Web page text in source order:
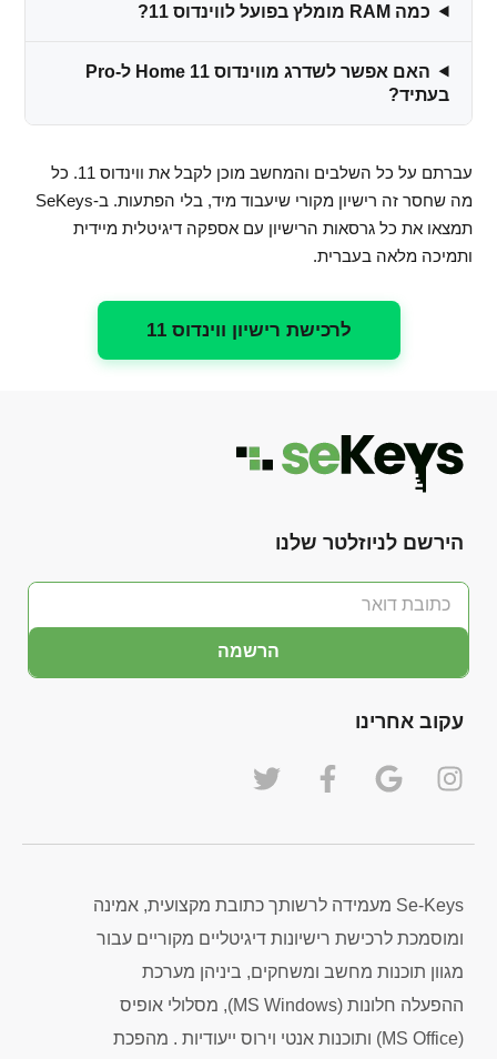
כמה RAM מומלץ בפועל לווינדוס 11?
האם אפשר לשדרג מווינדוס 11 Home ל-Pro
בעתיד?
עברתם על כל השלבים והמחשב מוכן לקבל את ווינדוס 11. כל
מה שחסר זה רישיון מקורי שיעבוד מיד, בלי הפתעות. ב-SeKeys
תמצאו את כל גרסאות הרישיון עם אספקה דיגיטלית מיידית
ותמיכה מלאה בעברית.
לרכישת רישיון ווינדוס 11
הירשם לניוזלטר שלנו
הרשמה
עקוב אחרינו
Se-Keys מעמידה לרשותך כתובת מקצועית, אמינה
ומוסמכת לרכישת רישיונות דיגיטליים מקוריים עבור
מגוון תוכנות מחשב ומשחקים, ביניהן מערכת
ההפעלה חלונות (MS Windows), מסלולי אופיס
(MS Office) ותוכנות אנטי וירוס ייעודיות . מהפכת